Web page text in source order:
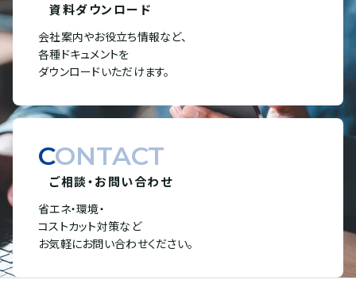
資料ダウンロード
会社案内やお役立ち情報など、
各種ドキュメントを
ダウンロードいただけます。
CONTACT
ご相談・お問い合わせ
省エネ・環境・
コストカット対策など
お気軽にお問い合わせください。